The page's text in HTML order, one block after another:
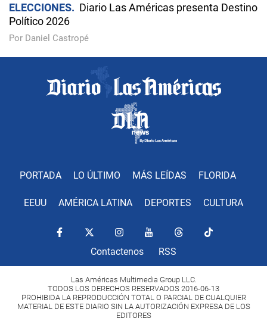
ELECCIONES
Diario Las Américas presenta Destino
Político 2026
Por Daniel Castropé
PORTADA LO ÚLTIMO MÁS LEÍDAS FLORIDA
EEUU AMÉRICA LATINA DEPORTES CULTURA
Contactenos RSS
Las Américas Multimedia Group LLC.
TODOS LOS DERECHOS RESERVADOS 2016-06-13
PROHIBIDA LA REPRODUCCIÓN TOTAL O PARCIAL DE CUALQUIER
MATERIAL DE ESTE DIARIO SIN LA AUTORIZACIÓN EXPRESA DE LOS
EDITORES